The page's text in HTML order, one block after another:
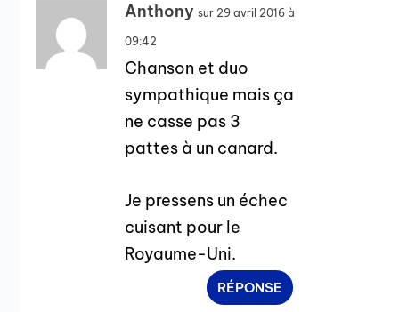
Anthony sur 29 avril 2016 à
09:42
Chanson et duo
sympathique mais ça
ne casse pas 3
pattes à un canard.
Je pressens un échec
cuisant pour le
Royaume-Uni.
RÉPONSE